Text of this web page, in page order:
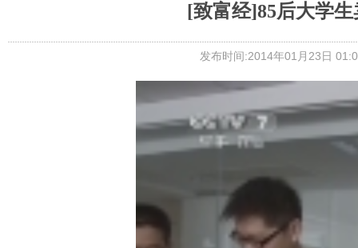
[致富经]85后大学生
发布时间:2014年01月23日